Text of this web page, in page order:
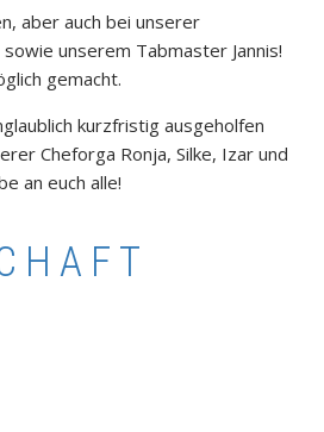
aber auch bei unserer
unserem Tabmaster Jannis!
gemacht.
kurzfristig ausgeholfen
Cheforga Ronja, Silke, Izar und
an euch alle!